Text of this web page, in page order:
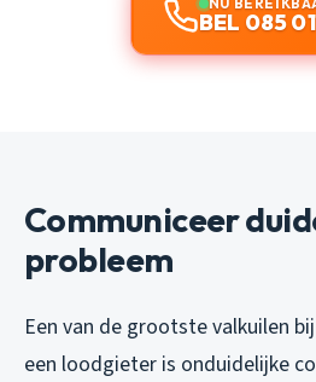
BEL 085
Communiceer
probleem
Een van de grootste valkuilen
een loodgieter is onduidelijke